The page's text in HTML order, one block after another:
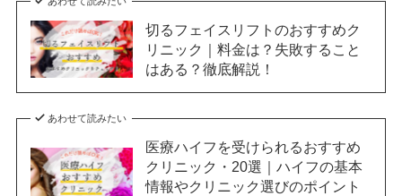
切るフェイスリフトのおすすめク
リニック｜料金は？失敗すること
はある？徹底解説！
あわせて読みたい
医療ハイフを受けられるおすすめ
クリニック・20選｜ハイフの基本
情報やクリニック選びのポイント